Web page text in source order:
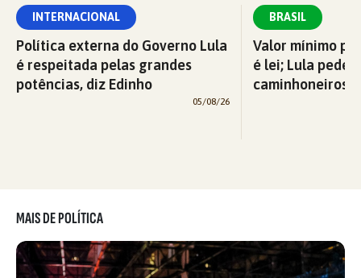
INTERNACIONAL
Política externa do Governo Lula
é respeitada pelas grandes
potências, diz Edinho
05/08/26
BRASIL
Valor mínimo
é lei; Lula pede
caminhoneiros
MAIS DE POLÍTICA